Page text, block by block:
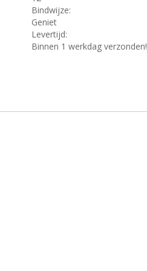
Bindwijze:
Geniet
Levertijd:
Binnen 1 werkdag verzonden!